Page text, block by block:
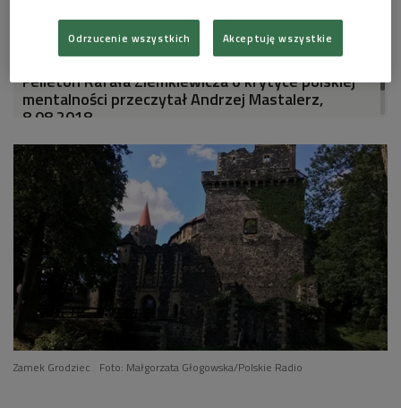
02'56
Felieton Rafała Ziemkiewicza o krytyce polskiej
mentalności przeczytał Andrzej Mastalerz,
8.08.2018
Zamek Grodziec Foto: Małgorzata Głogowska/Polskie Radio
Odrzucenie wszystkich Akceptuję wszystkie